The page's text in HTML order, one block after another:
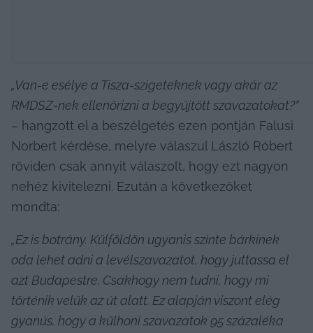
„Van-e esélye a Tisza-szigeteknek vagy akár az
RMDSZ-nek ellenőrizni a begyűjtött szavazatokat?”
– hangzott el a beszélgetés ezen pontján Falusi
Norbert kérdése, melyre válaszul László Róbert
röviden csak annyit válaszolt, hogy ezt nagyon
nehéz kivitelezni. Ezután a következőket
mondta:
„Ez is botrány. Külföldön ugyanis szinte bárkinek
oda lehet adni a levélszavazatot, hogy juttassa el
azt Budapestre. Csakhogy nem tudni, hogy mi
történik velük az út alatt. Ez alapján viszont elég
gyanús, hogy a külhoni szavazatok 95 százaléka